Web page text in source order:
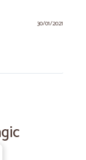
30/01/2021
cartoni ben
ottimo
richiesto è